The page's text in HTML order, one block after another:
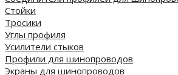
Стойки
Тросики
Углы профиля
Усилители стыков
Профили для шинопроводов
Экраны для шинопроводов